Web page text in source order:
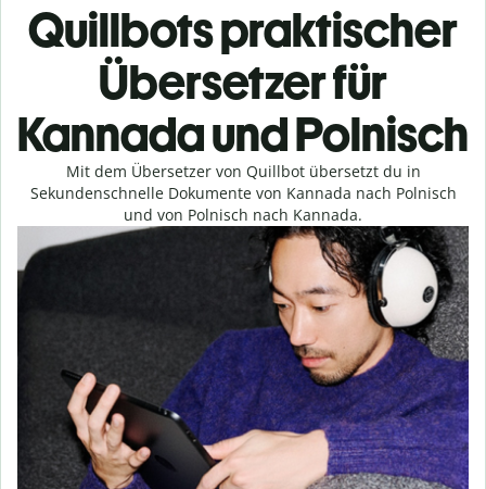
Quillbots praktischer
Übersetzer für
Kannada und Polnisch
Mit dem Übersetzer von Quillbot übersetzt du in
Sekundenschnelle Dokumente von Kannada nach Polnisch
und von Polnisch nach Kannada.